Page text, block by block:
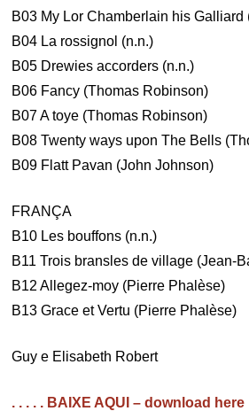
B03 My Lor Chamberlain his
B04 La rossignol (n.n.)
B05 Drewies accorders (n.n.)
B06 Fancy (Thomas Robinson)
B07 A toye (Thomas Robinson)
B08 Twenty ways upon The Bells
B09 Flatt Pavan (John Johnson)
FRANÇA
B10 Les bouffons (n.n.)
B11 Trois bransles de village (Jean-
B12 Allegez-moy (Pierre Phalèse)
B13 Grace et Vertu (Pierre Phalèse)
Guy e Elisabeth Robert
. . . . . BAIXE AQUI – download here